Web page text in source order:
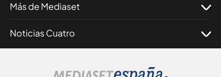
Más de Mediaset
Noticias Cuatro